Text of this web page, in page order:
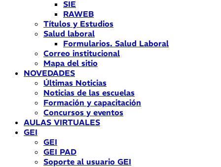
SIE
RAWEB
Títulos y Estudios
Salud laboral
Formularios. Salud Laboral
Correo institucional
Mapa del sitio
NOVEDADES
Últimas Noticias
Noticias de las escuelas
Formación y capacitación
Concursos y eventos
AULAS VIRTUALES
GEI
GEI
GEI PAD
Soporte al usuario GEI